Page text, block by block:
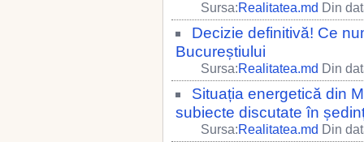
Sursa:Realitatea.md Din
Decizie definitivă! Ce
Bucureștiului
Sursa:Realitatea.md Din
Situația energetică din
subiecte discutate în
Sursa:Realitatea.md Din